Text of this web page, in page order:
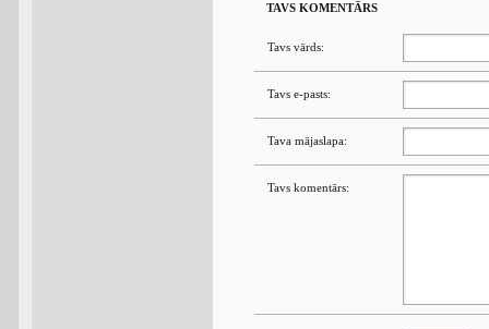
TAVS KOMENTĀRS
Tavs vārds:
Tavs e-pasts:
Tava mājaslapa:
Tavs komentārs: